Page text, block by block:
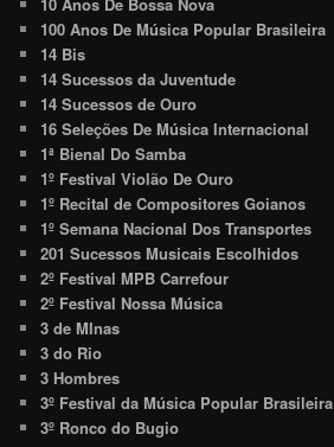
100 Anos De Música Popular Brasileira
14 Bis
14 Sucessos da Juventude
14 Sucessos de Ouro
16 Seleções De Música Internacional
1ª Bienal Do Samba
1º Festival Violão De Ouro
1º Recital de Compositores Goianos
1º Semana Nacional Dos Transportes
201 Sucessos Musicais Escolhidos
2º Festival MPB Carrefour
2º Festival Nossa Música
3 de MInas
3 do Rio
3 Hombres
3º Festival da Música Popular Brasileira
3º Ronco do Bugio